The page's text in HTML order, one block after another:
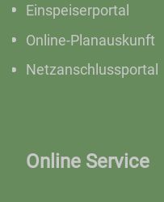
Einspeiserportal
Online-Planauskunft
Netzanschlussportal
Online Service